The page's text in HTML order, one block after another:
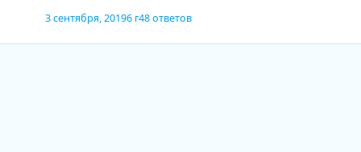
3 сентября, 20196 г48 ответов